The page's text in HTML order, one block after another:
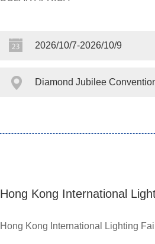
2026/10/7-2026/10/9
Diamond Jubilee
Hong Kong International
Hong Kong International Lighting